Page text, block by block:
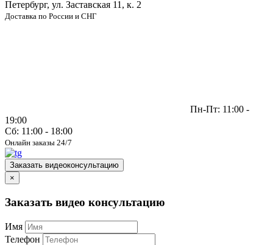
Петербург, ул. Заставская 11, к. 2
Доставка по России и СНГ
Пн-Пт: 11:00 -
19:00
Сб: 11:00 - 18:00
Онлайн заказы 24/7
Заказать видеоконсультацию
×
Заказать видео консультацию
Имя
Телефон